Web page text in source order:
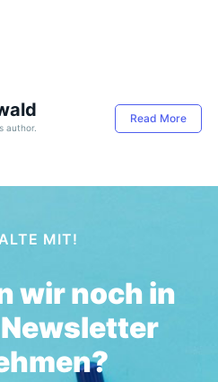
author.
Read More
MIT!
wir noch in